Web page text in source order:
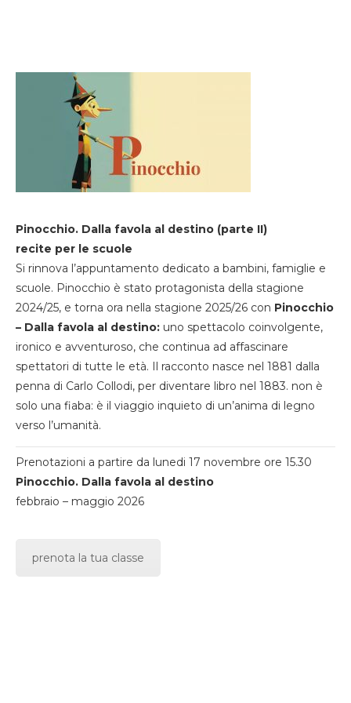
Pinocchio. Dalla favola al destino (parte II)
recite per le scuole
Si rinnova l’appuntamento dedicato a bambini, famiglie e
scuole. Pinocchio è stato protagonista della stagione
2024/25, e torna ora nella stagione 2025/26 con Pinocchio
– Dalla favola al destino: uno spettacolo coinvolgente,
ironico e avventuroso, che continua ad affascinare
spettatori di tutte le età. Il racconto nasce nel 1881 dalla
penna di Carlo Collodi, per diventare libro nel 1883. non è
solo una fiaba: è il viaggio inquieto di un’anima di legno
verso l’umanità.
Prenotazioni a partire da lunedi 17 novembre ore 15.30
Pinocchio. Dalla favola al destino
febbraio – maggio 2026
prenota la tua classe